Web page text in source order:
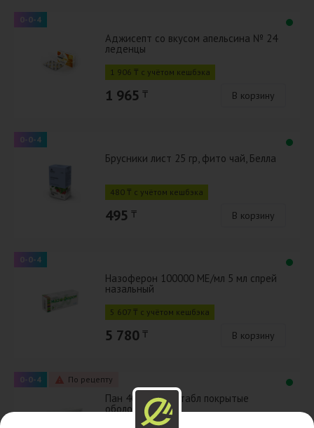
0-0-4
Аджисепт со вкусом апельсина № 24
леденцы
1 906 ₸ с учётом кешбэка
1 965 ₸ В корзину
0-0-4
Брусники лист 25 гр, фито чай, Белла
480 ₸ с учётом кешбэка
495 ₸ В корзину
0-0-4
Назоферон 100000 МЕ/мл 5 мл спрей
назальный
5 607 ₸ с учётом кешбэка
5 780 ₸ В корзину
0-0-4 По рецепту
Пан 40 мг № 20 табл покрытые
оболочкой